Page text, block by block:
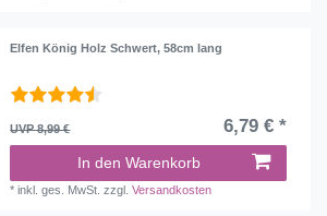
Elfen König Holz Schwert, 58cm lang
UVP 8,99 € 6,79 € *
In den Warenkorb
*inkl. ges. MwSt. zzgl.Versandkosten